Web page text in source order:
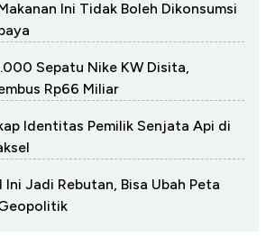
Ini Tidak Boleh Dikonsumsi
Sepatu Nike KW Disita,
Rp66 Miliar
Identitas Pemilik Senjata Api di
Ini Jadi Rebutan, Bisa Ubah Peta